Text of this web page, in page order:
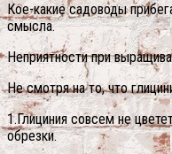
Кое-какие садоводы
смысла.
Неприятности при
Не смотря на то, что
1.Глициния совсем не
обрезки.